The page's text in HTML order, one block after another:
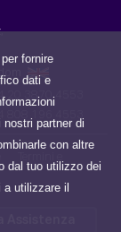
fornire
dati e
partner di
con altre
dal tuo utilizzo dei
utilizzare il
20 3870 4553